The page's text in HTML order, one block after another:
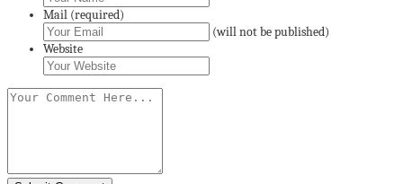
Mail (required)
(will not be published)
Website